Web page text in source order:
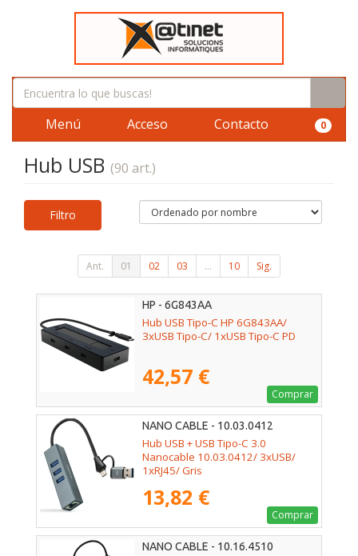
Menú Acceso Contacto 0
Hub USB (90 art.)
Filtro
Ant. 01 02 03 ... 10 Sig.
HP - 6G843AA
Hub USB Tipo-C HP 6G843AA/
3xUSB Tipo-C/ 1xUSB Tipo-C PD
42,57 €
Comprar
NANO CABLE - 10.03.0412
Hub USB + USB Tipo-C 3.0
Nanocable 10.03.0412/ 3xUSB/
1xRJ45/ Gris
13,82 €
Comprar
NANO CABLE - 10.16.4510